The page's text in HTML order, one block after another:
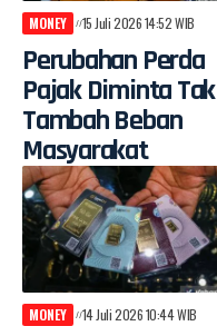
MONEY 15 Juli 2026 14:52 WIB
Perubahan Perda
Pajak Diminta Tak
Tambah Beban
Masyarakat
MONEY 14 Juli 2026 10:44 WIB